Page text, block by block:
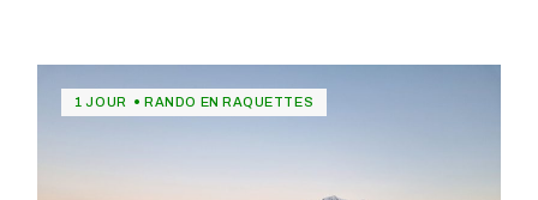
1 JOUR RANDO EN RAQUETTES